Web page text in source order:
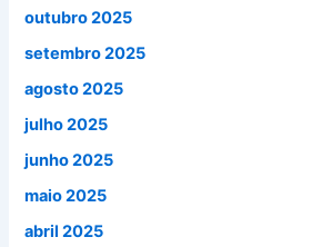
outubro 2025
setembro 2025
agosto 2025
julho 2025
junho 2025
maio 2025
abril 2025